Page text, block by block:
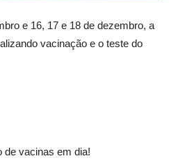
e 16, 17 e 18 de dezembro, a
vacinação e o teste do
de vacinas em dia!